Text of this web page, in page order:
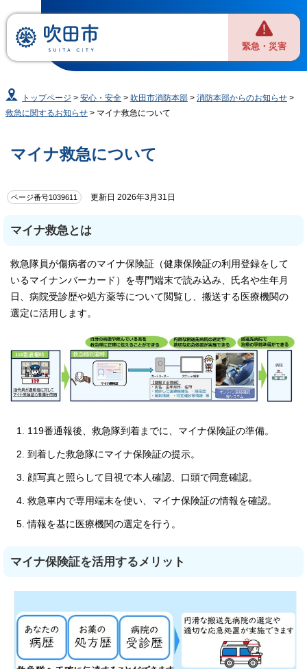
緊急・災害
トップページ >安心・安全 > 吹田市消防本部 >消防本部からのお知らせ >
救急に関するお知らせ > マイナ救急について
マイナ救急について
ページ番号1039611 更新日 2026年3月31日
マイナ救急とは
救急隊員が傷病者のマイナ保険証（健康保険証の利用登録をして
いるマイナンバーカード）を専門端末で読み込み、氏名や生年月
日、病院受診歴や処方薬等について閲覧し、搬送する医療機関の
選定に活用します。
119番通報後、救急隊到着までに、マイナ保険証の準備。
到着した救急隊にマイナ保険証の提示。
顔写真と照らして目視で本人確認、口頭で同意確認。
救急車内で専用端末を使い、マイナ保険証の情報を確認。
情報を基に医療機関の選定を行う。
マイナ保険証を活用するメリット